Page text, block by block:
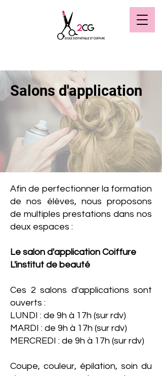
Salons d'application
Afin de perfectionner la formation
de nos élèves, nous proposons
de multiples prestations dans nos
deux espaces :
Le salon d'application Coiffure
L'institut de beauté
Ces 2 salons d'applications sont
ouverts :
LUNDI : de 9h à 17h (sur rdv)
MARDI : de 9h à 17h (sur rdv)
MERCREDI : de 9h à 17h (sur rdv)
Coupe, couleur, épilation, soin du